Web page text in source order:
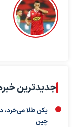
جدیدترین
پکن طلا می‌خرد،
چین